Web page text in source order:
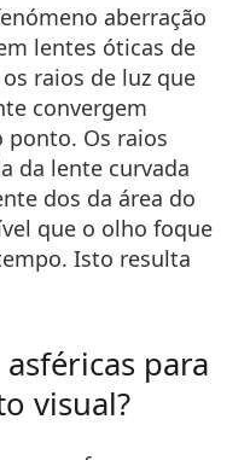
aberração
lentes óticas de
raios de luz que
convergem
Os raios
da lente curvada
dos da área do
que o olho foque
Isto resulta
para
visual?